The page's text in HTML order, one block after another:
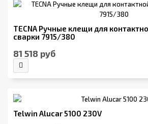
TECNA Ручные клещи для
сварки 7915/380
81 518 руб
Telwin Alucar 5100 230V